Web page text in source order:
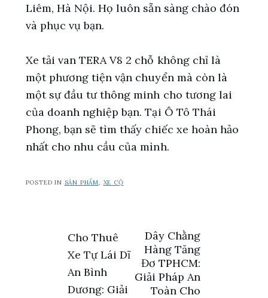
Liêm, Hà Nội. Họ luôn sẵn sàng chào đón
và phục vụ bạn.
Xe tải van TERA V8 2 chỗ không chỉ là
một phương tiện vận chuyển mà còn là
một sự đầu tư thông minh cho tương lai
của doanh nghiệp bạn. Tại Ô Tô Thái
Phong, bạn sẽ tìm thấy chiếc xe hoàn hảo
nhất cho nhu cầu của mình.
POSTED IN SẢN PHẨM, XE CỘ
Điều
hướng
Cho Thuê
Xe Tự Lái Dĩ
An Bình
Dương: Giải
Dây Chằng
Hàng Tăng
Đơ TPHCM:
Giải Pháp An
Toàn Cho